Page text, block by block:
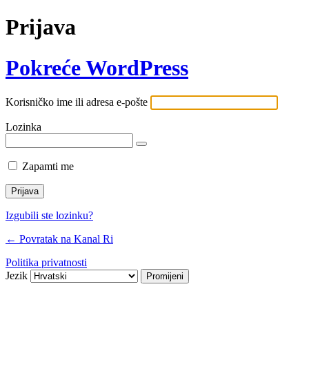
Prijava
Pokreće WordPress
Korisničko ime ili adresa e-pošte
Lozinka
Zapamti me
Izgubili ste lozinku?
← Povratak na Kanal Ri
Politika privatnosti
Jezik